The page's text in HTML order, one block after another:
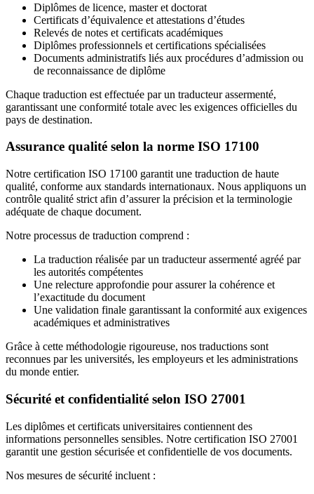
Diplômes de licence, master et doctorat
Certificats d’équivalence et attestations d’études
Relevés de notes et certificats académiques
Diplômes professionnels et certifications spécialisées
Documents administratifs liés aux procédures d’admission ou
de reconnaissance de diplôme
Chaque traduction est effectuée par un traducteur assermenté,
garantissant une conformité totale avec les exigences officielles du
pays de destination.
Assurance qualité selon la norme ISO 17100
Notre certification ISO 17100 garantit une traduction de haute
qualité, conforme aux standards internationaux. Nous appliquons un
contrôle qualité strict afin d’assurer la précision et la terminologie
adéquate de chaque document.
Notre processus de traduction comprend :
La traduction réalisée par un traducteur assermenté agréé par
les autorités compétentes
Une relecture approfondie pour assurer la cohérence et
l’exactitude du document
Une validation finale garantissant la conformité aux exigences
académiques et administratives
Grâce à cette méthodologie rigoureuse, nos traductions sont
reconnues par les universités, les employeurs et les administrations
du monde entier.
Sécurité et confidentialité selon ISO 27001
Les diplômes et certificats universitaires contiennent des
informations personnelles sensibles. Notre certification ISO 27001
garantit une gestion sécurisée et confidentielle de vos documents.
Nos mesures de sécurité incluent :